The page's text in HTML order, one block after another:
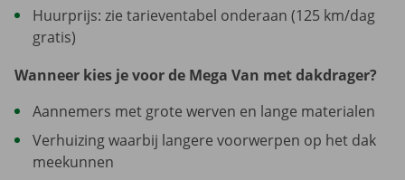
Huurprijs: zie tarieventabel onderaan (125 km/dag
gratis)
Wanneer kies je voor de Mega Van met dakdrager?
Aannemers met grote werven en lange materialen
Verhuizing waarbij langere voorwerpen op het dak
meekunnen